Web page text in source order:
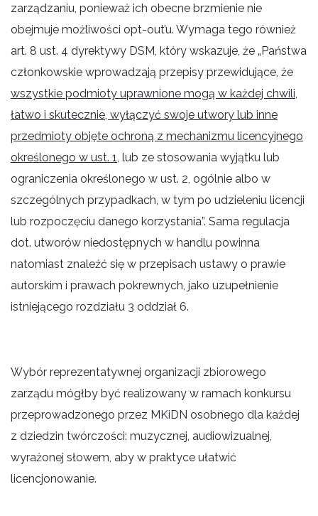
zarządzaniu, ponieważ ich obecne brzmienie nie
obejmuje możliwości opt-out’u. Wymaga tego również
art. 8 ust. 4 dyrektywy DSM, który wskazuje, że „Państwa
członkowskie wprowadzają przepisy przewidujące, że
wszystkie podmioty uprawnione mogą w każdej chwili,
łatwo i skutecznie, wyłączyć swoje utwory lub inne
przedmioty objęte ochroną z mechanizmu licencyjnego
określonego w ust. 1, lub ze stosowania wyjątku lub
ograniczenia określonego w ust. 2, ogólnie albo w
szczególnych przypadkach, w tym po udzieleniu licencji
lub rozpoczęciu danego korzystania”. Sama regulacja
dot. utworów niedostępnych w handlu powinna
natomiast znaleźć się w przepisach ustawy o prawie
autorskim i prawach pokrewnych, jako uzupełnienie
istniejącego rozdziału 3 oddział 6.
Wybór reprezentatywnej organizacji zbiorowego
zarządu mógłby być realizowany w ramach konkursu
przeprowadzonego przez MKiDN osobnego dla każdej
z dziedzin twórczości: muzycznej, audiowizualnej,
wyrażonej słowem, aby w praktyce ułatwić
licencjonowanie.